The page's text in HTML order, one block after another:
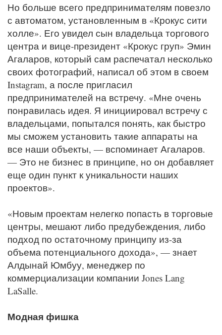
Но больше всего предпринимателям повезло
с автоматом, установленным в «Крокус сити
холле». Его увидел сын владельца торгового
центра и вице-президент «Крокус груп» Эмин
Агаларов, который сам распечатал несколько
своих фотографий, написал об этом в своем
Instagram, а после пригласил
предпринимателей на встречу. «Мне очень
понравилась идея. Я инициировал встречу с
владельцами, попытался понять, как быстро
мы сможем установить такие аппараты на
все наши объекты, — вспоминает Агаларов.
— Это не бизнес в принципе, но он добавляет
еще один пункт к уникальности наших
проектов».
«Новым проектам нелегко попасть в торговые
центры, мешают либо предубеждения, либо
подход по остаточному принципу из-за
объема потенциального дохода», — знает
Алдынай Юмбуу, менеджер по
коммерциализации компании Jones Lang
LaSalle.
Модная фишка